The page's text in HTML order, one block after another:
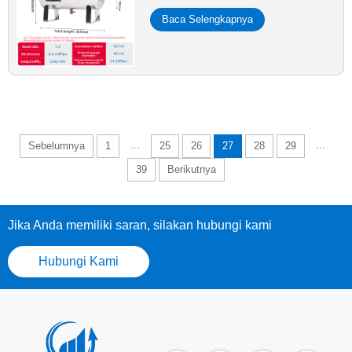
Baca Selengkapnya
Sebelumnya 1 25 26 27 28 29
39 Berikutnya
Jika Anda memiliki saran, silakan hubungi kami
Hubungi Kami